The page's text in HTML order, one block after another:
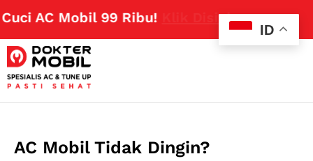
AC Mobil 99 Ribu!Klik Disini
AC Mobil Tidak Dingin?
ID